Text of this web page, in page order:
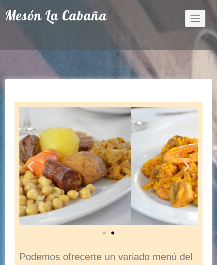
Mesón La Cabaña
Podemos ofrecerte un variado menú del